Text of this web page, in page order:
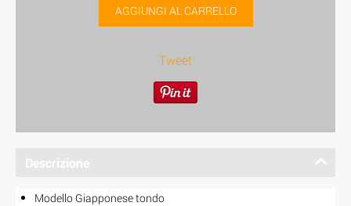
AGGIUNGI AL CARRELLO
Tweet
Descrizione
Modello Giapponese tondo